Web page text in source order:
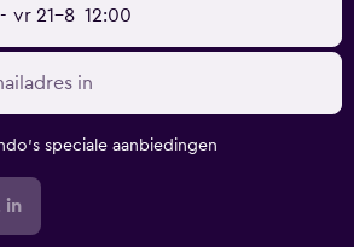
- vr 21-8 12:00
speciale aanbiedingen
in